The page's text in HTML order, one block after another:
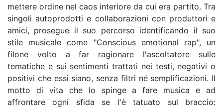
mettere ordine nel caos interiore da cui era partito. Tra
singoli autoprodotti e collaborazioni con produttori e
amici, prosegue il suo percorso identificando il suo
stile musicale come "Conscious emotional rap", un
filone volto a far ragionare l'ascoltatore sulle
tematiche e sui sentimenti trattati nei testi, negativi o
positivi che essi siano, senza filtri né semplificazioni. Il
motto di vita che lo spinge a fare musica e ad
affrontare ogni sfida se l'è tatuato sul braccio: